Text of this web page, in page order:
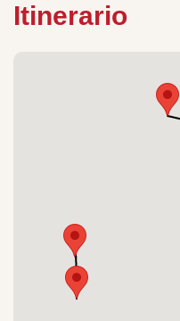
Itinerario